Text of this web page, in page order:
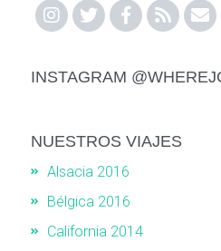
INSTAGRAM
NUESTROS VIAJES
Alsacia 2016
Bélgica 2016
California 2014